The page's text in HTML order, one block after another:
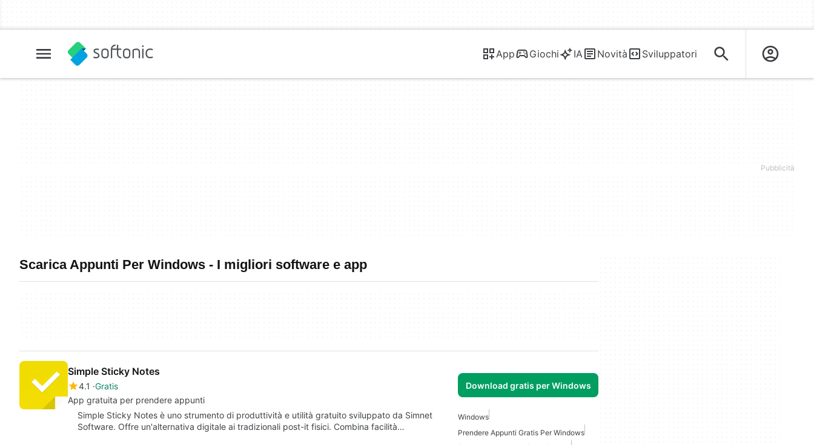
App Giochi IA Novità Sviluppatori
Scarica Appunti Per Windows - I migliori software e app
Simple Sticky Notes
4.1 Gratis
App gratuita per prendere appunti
Download gratis per Windows
Simple Sticky Notes è uno strumento di produttività e utilità gratuito sviluppato da Simnet
Software. Offre un'alternativa digitale ai tradizionali post-it fisici. Combina facilità…
Windows
Prendere Appunti Gratis Per Windows